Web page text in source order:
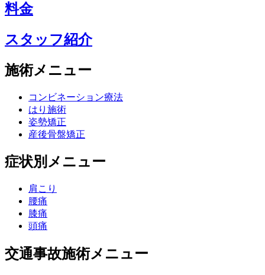
料金
スタッフ紹介
施術メニュー
コンビネーション療法
はり施術
姿勢矯正
産後骨盤矯正
症状別メニュー
肩こり
腰痛
膝痛
頭痛
交通事故施術メニュー